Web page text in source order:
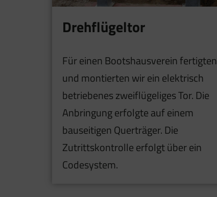
Drehflügeltor
Für einen Bootshausverein fertigten
und montierten wir ein elektrisch
betriebenes zweiflügeliges Tor. Die
Anbringung erfolgte auf einem
bauseitigen Querträger. Die
Zutrittskontrolle erfolgt über ein
Codesystem.